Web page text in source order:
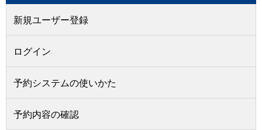
新規ユーザー登録
ログイン
予約システムの使いかた
予約内容の確認